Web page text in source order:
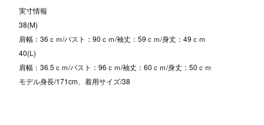
実寸情報
38(M)
肩幅：36ｃｍ/バスト：90ｃｍ/袖丈：59ｃｍ/身丈：49ｃｍ
40(L)
肩幅：36.5ｃｍ/バスト：96ｃｍ/袖丈：60ｃｍ/身丈：50ｃｍ
モデル身長/171cm、着用サイズ/38